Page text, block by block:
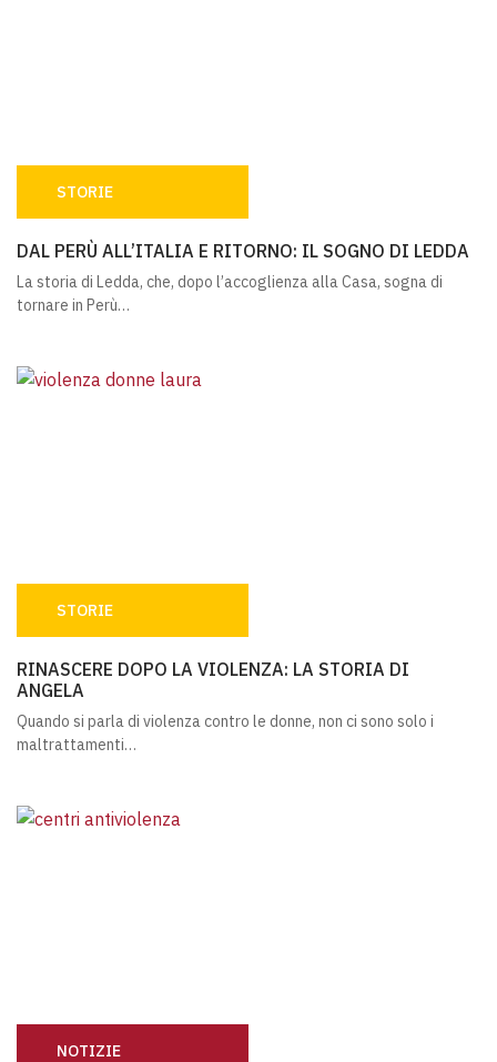
STORIE
DAL PERÙ ALL’ITALIA E RITORNO: IL SOGNO DI LEDDA
La storia di Ledda, che, dopo l’accoglienza alla Casa, sogna di
tornare in Perù…
STORIE
RINASCERE DOPO LA VIOLENZA: LA STORIA DI
ANGELA
Quando si parla di violenza contro le donne, non ci sono solo i
maltrattamenti…
NOTIZIE